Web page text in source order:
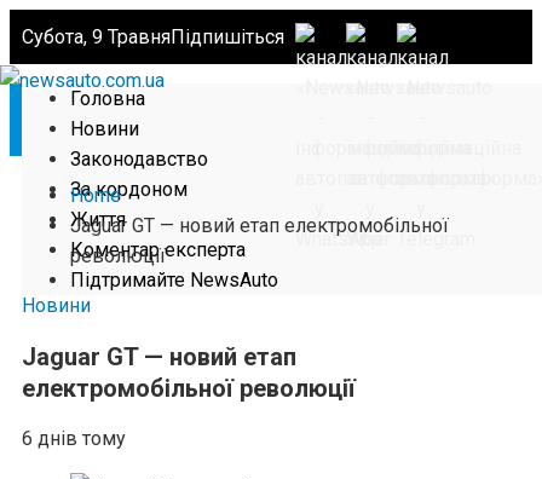
Субота, 9 ТравняПідпишіться
Головна
Новини
Законодавство
За кордоном
Життя
Коментар експерта
Підтримайте NewsAuto
Home
Jaguar GT — новий етап електромобільної
революції
Новини
Jaguar GT — новий етап
електромобільної революції
6 днів тому